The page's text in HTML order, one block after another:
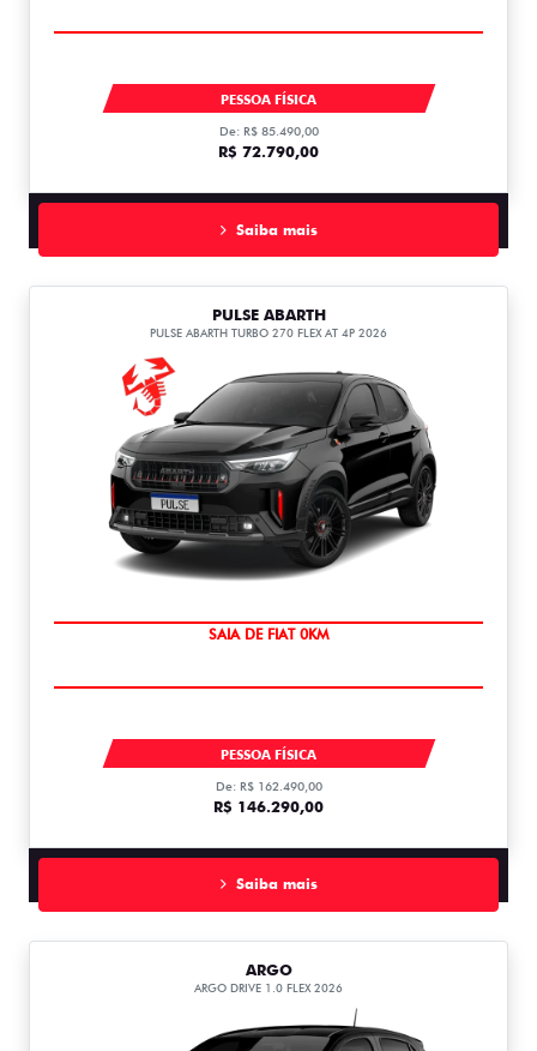
MOBI LIKE 1.0 MT FLEX 1.0
PESSOA FÍSICA
De: R$ 85.490,00
R$ 72.790,00
Saiba mais
PULSE ABARTH
PULSE ABARTH TURBO 270 FLEX AT 4P 2026
OPORTUNIDADE
PULSE ABARTH TUBO 270 AT FLEX T270
PESSOA FÍSICA
De: R$ 162.490,00
R$ 146.290,00
Saiba mais
ARGO
ARGO DRIVE 1.0 FLEX 2026